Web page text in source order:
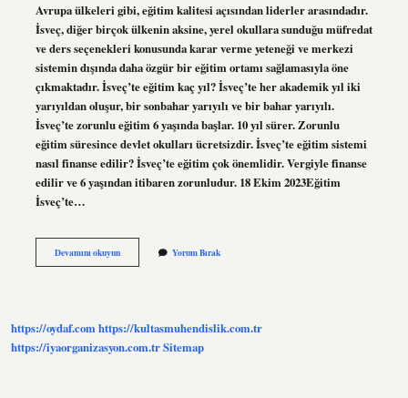
Avrupa ülkeleri gibi, eğitim kalitesi açısından liderler arasındadır.
İsveç, diğer birçok ülkenin aksine, yerel okullara sunduğu müfredat
ve ders seçenekleri konusunda karar verme yeteneği ve merkezi
sistemin dışında daha özgür bir eğitim ortamı sağlamasıyla öne
çıkmaktadır. İsveç’te eğitim kaç yıl? İsveç’te her akademik yıl iki
yarıyıldan oluşur, bir sonbahar yarıyılı ve bir bahar yarıyılı.
İsveç’te zorunlu eğitim 6 yaşında başlar. 10 yıl sürer. Zorunlu
eğitim süresince devlet okulları ücretsizdir. İsveç’te eğitim sistemi
nasıl finanse edilir? İsveç’te eğitim çok önemlidir. Vergiyle finanse
edilir ve 6 yaşından itibaren zorunludur. 18 Ekim 2023Eğitim
İsveç’te…
Devamını okuyunIsveç
Eğitim
Yorum Bırak
https://oydaf.comhttps://kultasmuhendislik.com.tr
https://iyaorganizasyon.com.trSitemap